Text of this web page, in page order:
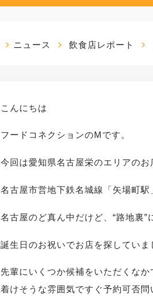
ニュース 飲食店レポート
こんにちは
フードコネクションのMです。
今回は愛知県名古屋栄のエリアの
名古屋市営地下鉄名城線「矢場町駅
名古屋のど真ん中だけど、“路地裏”
誕生日のお祝いでお店を探していま
先輩にいくつか候補をいただくな
着けそうな雰囲気ですぐ予約可否問